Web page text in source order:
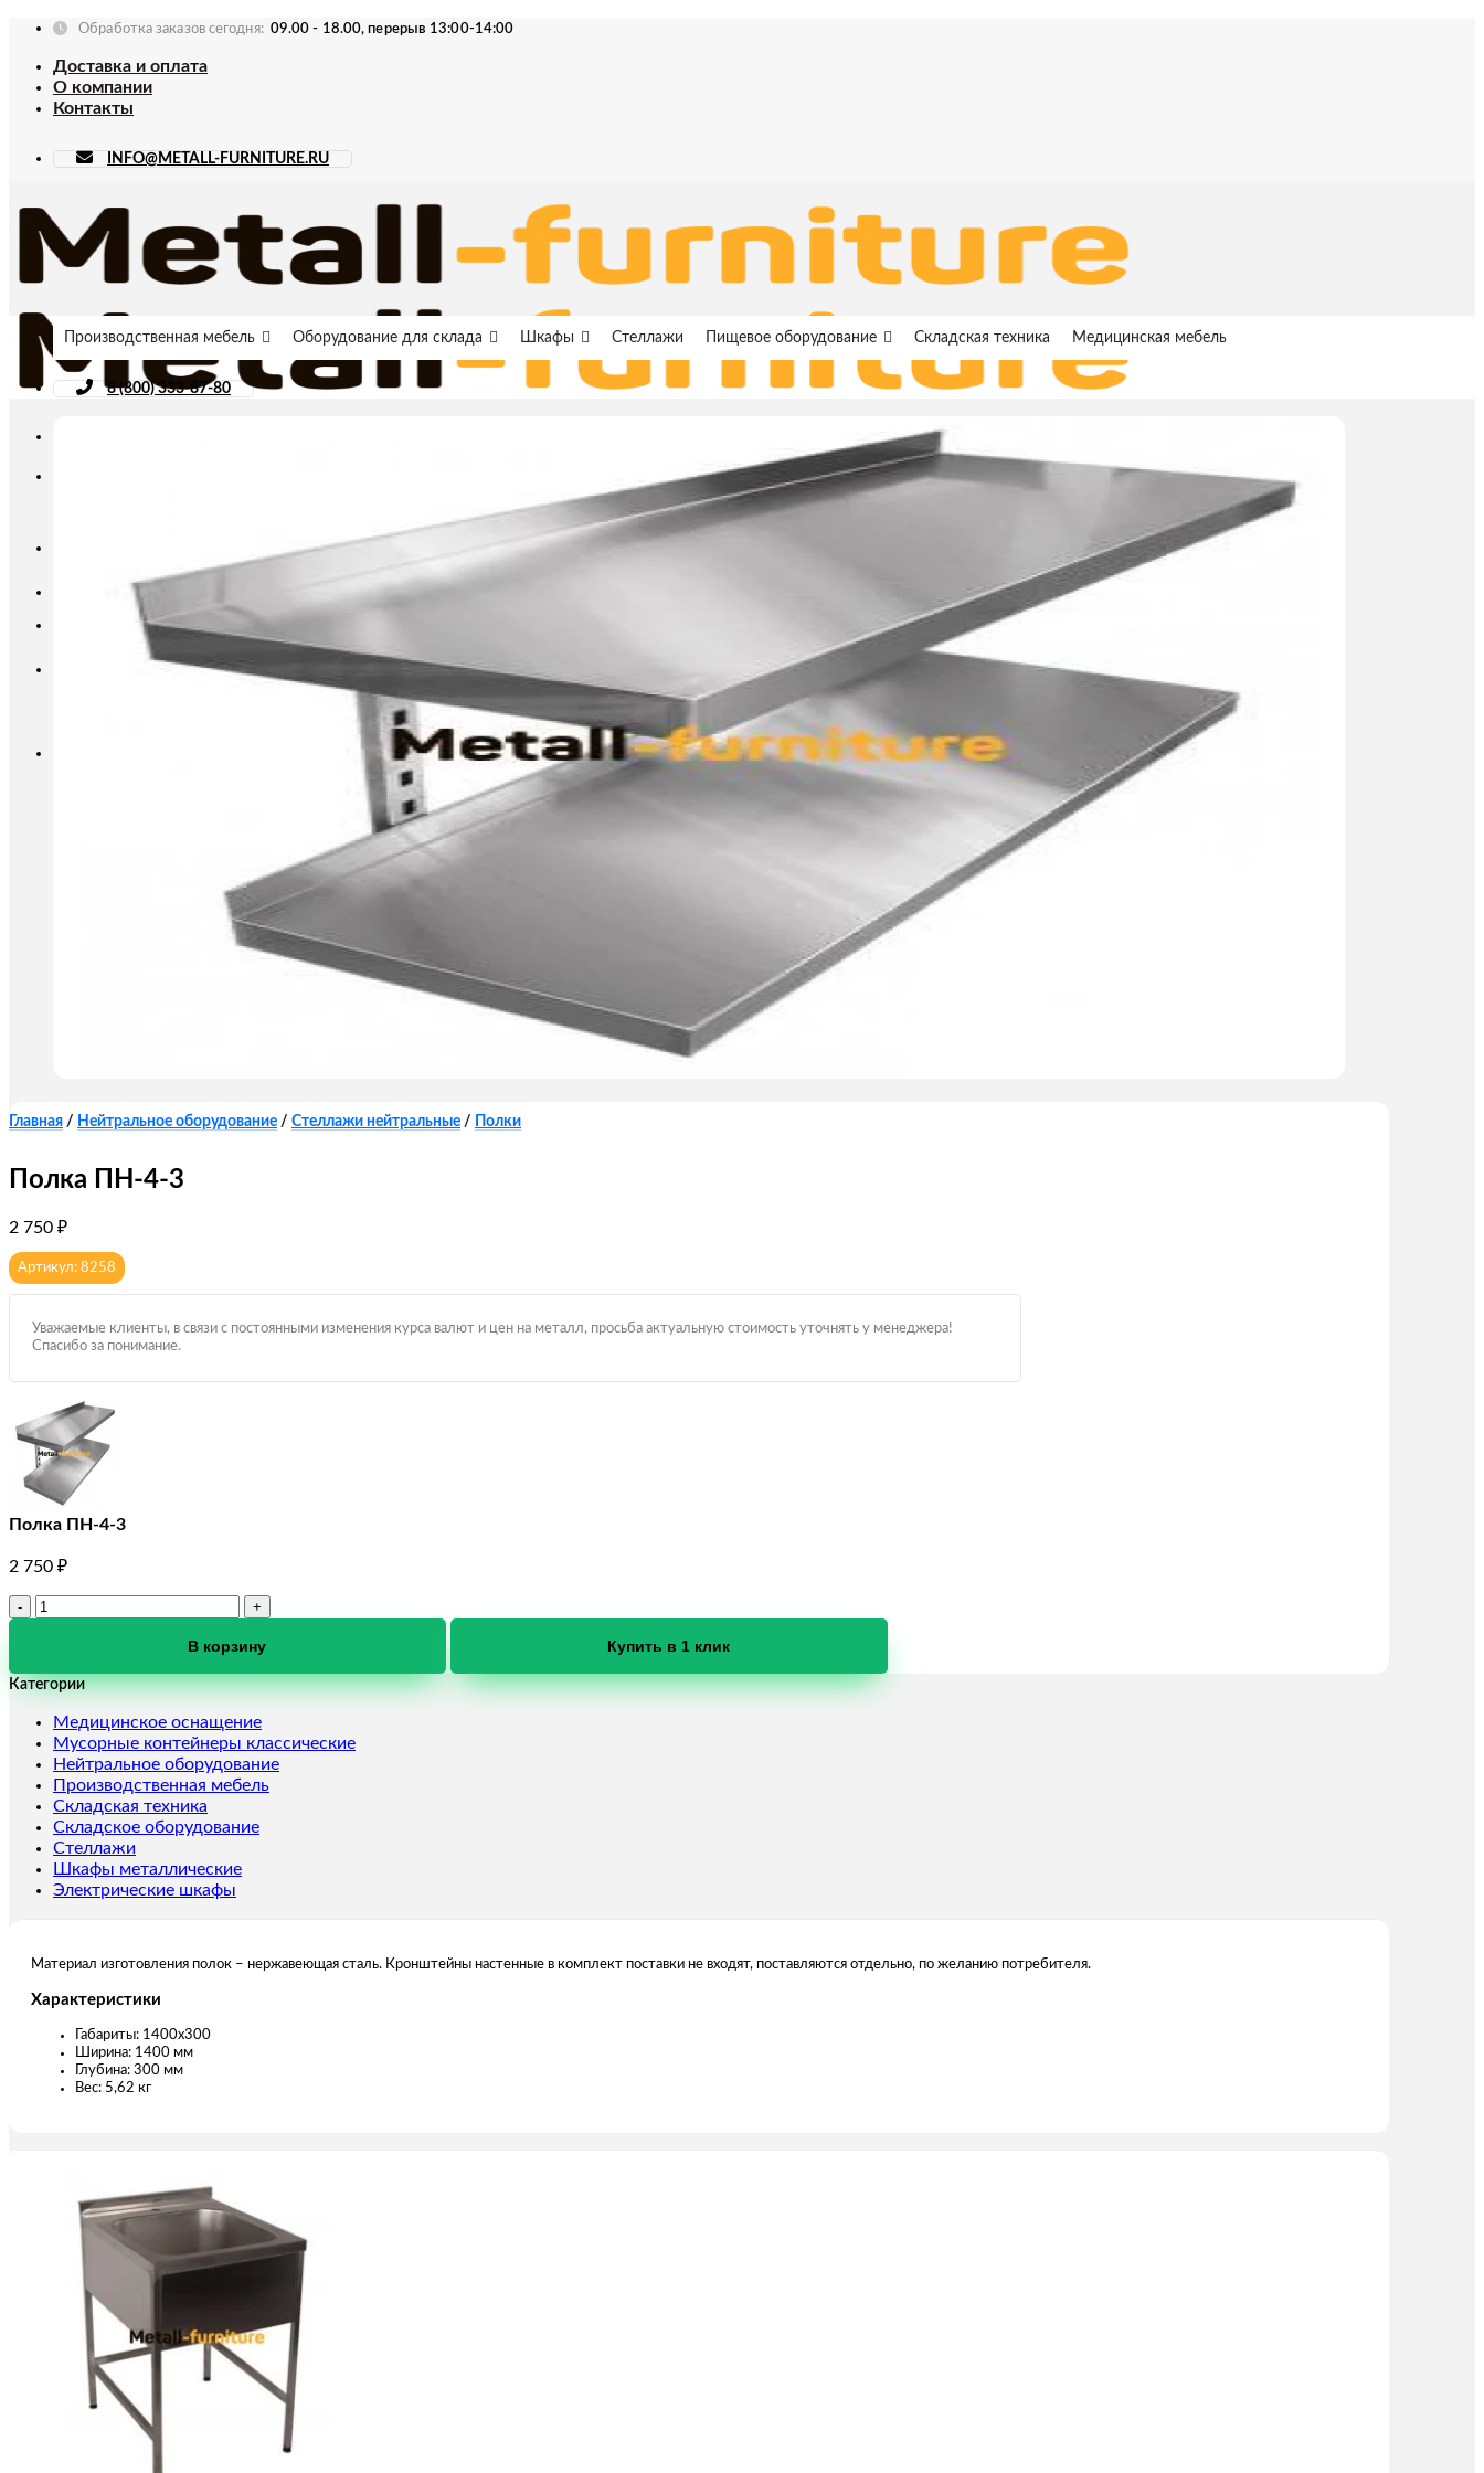
Skip
content
Обработка заказов сегодня: 09.00 - 18.00, перерыв 13:00-14:00
Доставка и оплата
О компании
Контакты
INFO@METALL-FURNITURE.RU
INFO@METALL-FURNITURE.RU
8 (800) 333-87-80
Производственная мебель Оборудование для склада Шкафы Стеллажи Пищевое оборудование Складская техника Медицинская мебель
8 (800) 333-87-80
Главная / Нейтральное оборудование / Стеллажи нейтральные / Полки
Полка ПН-4-3
2 750 ₽
Артикул: 8258
Уважаемые клиенты, в связи с постоянными изменения курса валют и цен на металл, просьба актуальную стоимость уточнять у менеджера!
Спасибо за понимание.
Полка ПН-4-3
2 750 ₽
Количество
3
В корзину Купить в 1 клик
Категории
Медицинское оснащение
Мусорные контейнеры классические
Нейтральное оборудование
Производственная мебель
Складская техника
Складское оборудование
Стеллажи
Шкафы металлические
Электрические шкафы
Материал изготовления полок – нержавеющая сталь. Кронштейны настенные в комплект поставки не входят, поставляются отдельно, по желанию потребителя.
Характеристики
Габариты: 1400х300
Ширина: 1400 мм
Глубина: 300 мм
Вес: 5,62 кг